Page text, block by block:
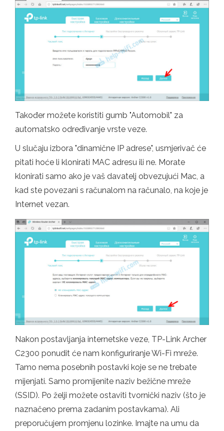
Također možete koristiti gumb "Automobil" za
automatsko određivanje vrste veze.
U slučaju izbora "dinamične IP adrese", usmjerivač će
pitati hoće li klonirati MAC adresu ili ne. Morate
klonirati samo ako je vaš davatelj obvezujući Mac, a
kad ste povezani s računalom na računalo, na koje je
Internet vezan.
Nakon postavljanja internetske veze, TP-Link Archer
C2300 ponudit će nam konfiguriranje Wi-Fi mreže.
Tamo nema posebnih postavki koje se ne trebate
mijenjati. Samo promijenite naziv bežične mreže
(SSID). Po želji možete ostaviti tvornički naziv (što je
naznačeno prema zadanim postavkama). Ali
preporučujem promjenu lozinke. Imajte na umu da